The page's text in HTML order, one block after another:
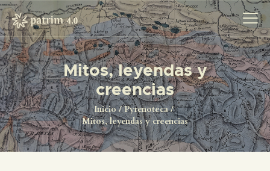
Mitos, leyendas y
creencias
Inicio
Pyrenoteca
Mitos, leyendas y creencias
INICIO
PYRENOTECA 4.0
PROYECTOS
LA RED